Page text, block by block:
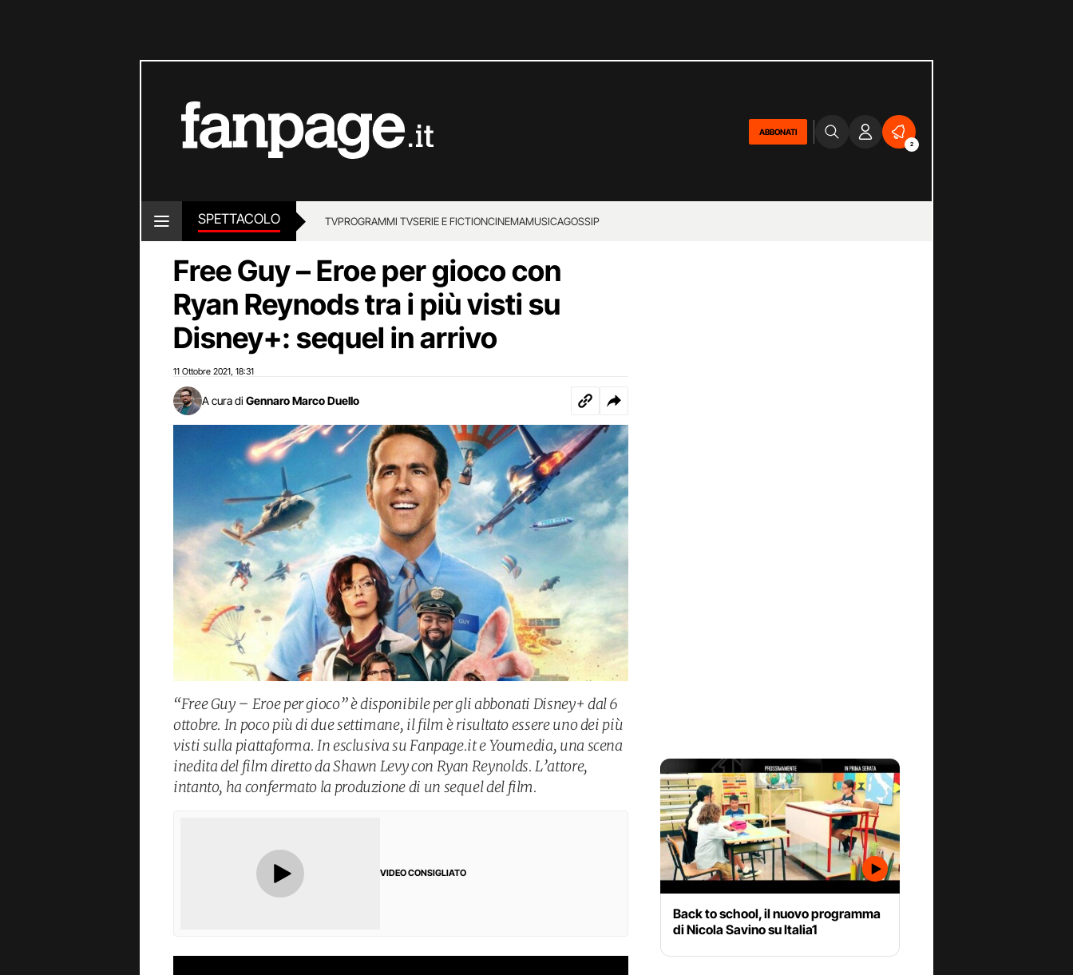
ABBONATI
2
SPETTACOLO TVPROGRAMMI TVSERIE E FICTIONCINEMAMUSICAGOSSIP
Free Guy – Eroe per gioco con
Ryan Reynods tra i più visti su
Disney+: sequel in arrivo
11 Ottobre 2021 18:31
A cura di Gennaro Marco Duello
“Free Guy – Eroe per gioco” è disponibile per gli abbonati Disney+ dal 6
ottobre. In poco più di due settimane, il film è risultato essere uno dei più
visti sulla piattaforma. In esclusiva su Fanpage.it e Youmedia, una scena
inedita del film diretto da Shawn Levy con Ryan Reynolds. L’attore,
intanto, ha confermato la produzione di un sequel del film.
VIDEO CONSIGLIATO
Back to school, il nuovo programma
di Nicola Savino su Italia1